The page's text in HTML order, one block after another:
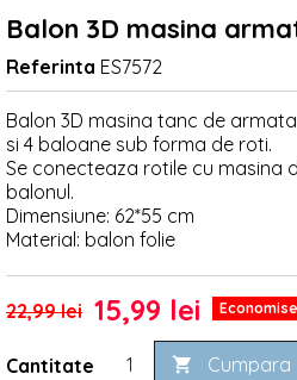
Balon 3D masina
Referinta ES7572
Balon 3D masina tanc de
si 4 baloane sub forma de roti.
Se conecteaza rotile cu masina
balonul.
Dimensiune: 62*55 cm
Material: balon folie
22,99 lei 15,99 lei
Cantitate  Cumpara